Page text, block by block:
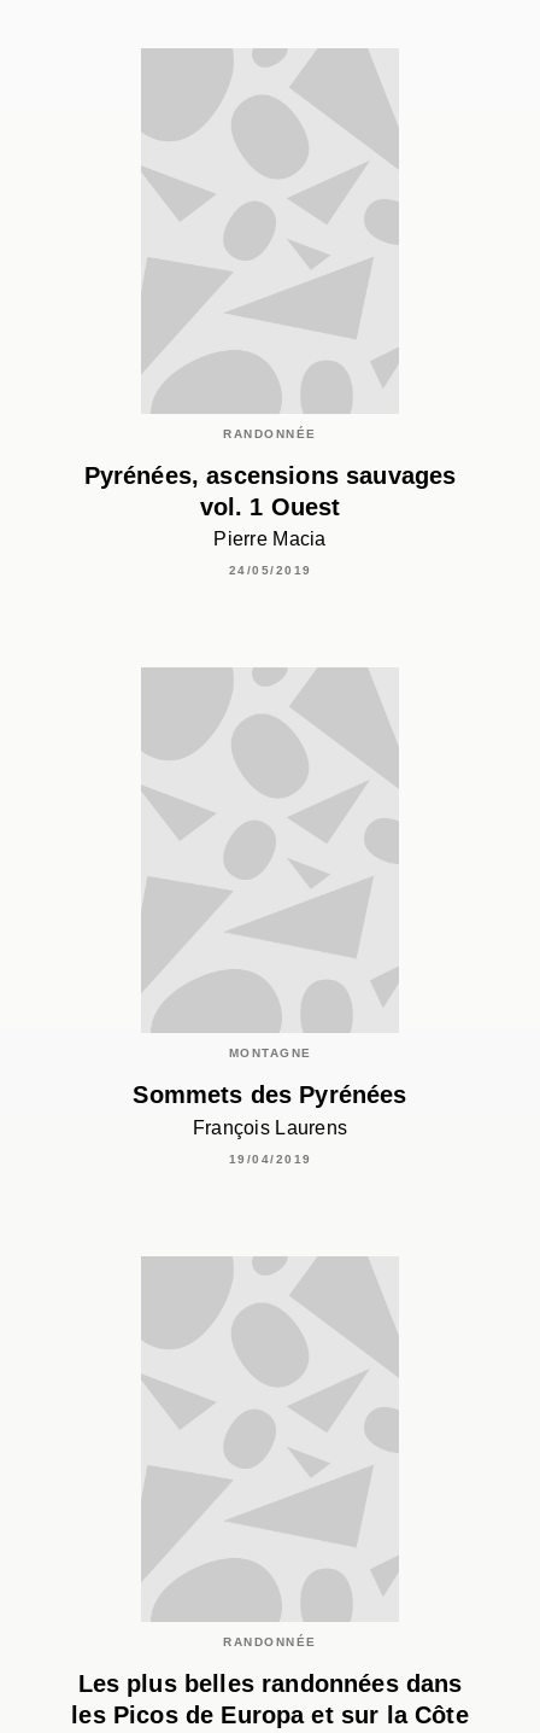
RANDONNÉE
Pyrénées, ascensions sauvages
vol. 1 Ouest
Pierre Macia
24/05/2019
MONTAGNE
Sommets des Pyrénées
François Laurens
19/04/2019
RANDONNÉE
Les plus belles randonnées dans
les Picos de Europa et sur la Côte